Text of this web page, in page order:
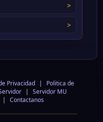
Privacidad |
Politica de
|
Servidor MU
| Contactanos